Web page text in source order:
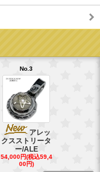
No.3
アレッ
クスストリータ
ー/ALE
54,000円(税込59,4
00円)